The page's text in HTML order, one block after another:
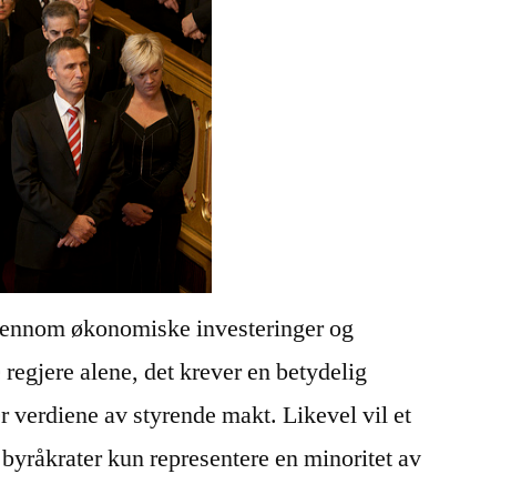
økonomiske investeringer og
alene, det krever en betydelig
verdiene av styrende makt. Likevel vil et
kun representere en minoritet av